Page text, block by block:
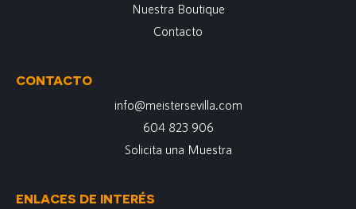
Nuestra Boutique
Contacto
CONTACTO
info@meistersevilla.com
604 823 906
Solicita una Muestra
ENLACES DE INTERÉS